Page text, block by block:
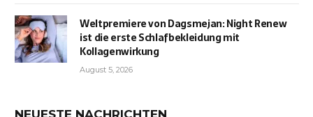
Weltpremiere von Dagsmejan: Night Renew
ist die erste Schlafbekleidung mit
Kollagenwirkung
August 5, 2026
NEUESTE NACHRICHTEN